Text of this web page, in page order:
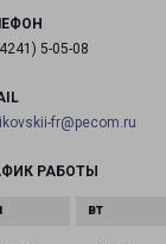
5-05-08
fr@pecom.ru
РАБОТЫ